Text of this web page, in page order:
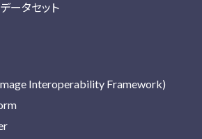
ータセット
Interoperability Framework)